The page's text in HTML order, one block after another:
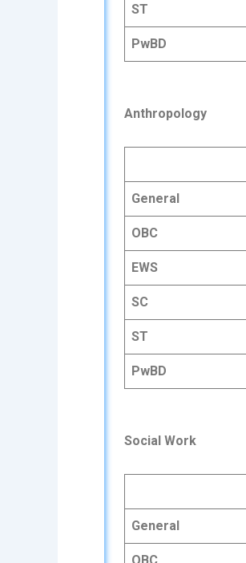
ST
PwBD
Anthropology
General
OBC
EWS
SC
ST
PwBD
Social Work
General